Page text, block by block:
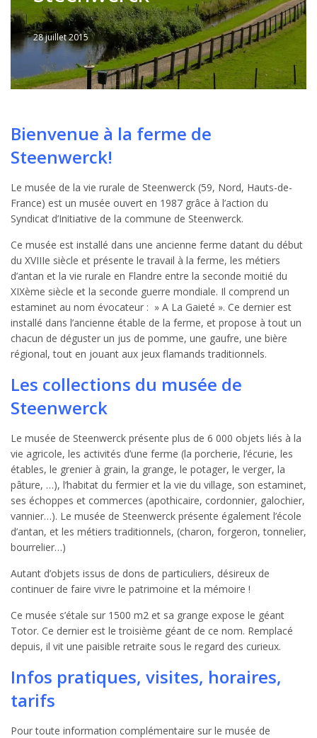
Written
Jérémie
28 juillet 2015
Bienvenue à la ferme de
Steenwerck!
Le musée de la vie rurale de Steenwerck (59, Nord, Hauts-de-
France) est un musée ouvert en 1987 grâce à l’action du
Syndicat d’Initiative de la commune de Steenwerck.
Ce musée est installé dans une ancienne ferme datant du début
du XVIIIe siècle et présente le travail à la ferme, les métiers
d’antan et la vie rurale en Flandre entre la seconde moitié du
XIXème siècle et la seconde guerre mondiale. Il comprend un
estaminet au nom évocateur : » A La Gaieté ». Ce dernier est
installé dans l’ancienne étable de la ferme, et propose à tout un
chacun de déguster un jus de pomme, une gaufre, une bière
régional, tout en jouant aux jeux flamands traditionnels.
Les collections du musée de
Steenwerck
Le musée de Steenwerck présente plus de 6 000 objets liés à la
vie agricole, les activités d’une ferme (la porcherie, l’écurie, les
étables, le grenier à grain, la grange, le potager, le verger, la
pâture, …), l’habitat du fermier et la vie du village, son estaminet,
ses échoppes et commerces (apothicaire, cordonnier, galochier,
vannier…). Le musée de Steenwerck présente également l’école
d’antan, et les métiers traditionnels, (charon, forgeron, tonnelier,
bourrelier…)
Autant d’objets issus de dons de particuliers, désireux de
continuer de faire vivre le patrimoine et la mémoire !
Ce musée s’étale sur 1500 m2 et sa grange expose le géant
Totor. Ce dernier est le troisième géant de ce nom. Remplacé
depuis, il vit une paisible retraite sous le regard des curieux.
Infos pratiques, visites, horaires,
tarifs
Pour toute information complémentaire sur le musée de